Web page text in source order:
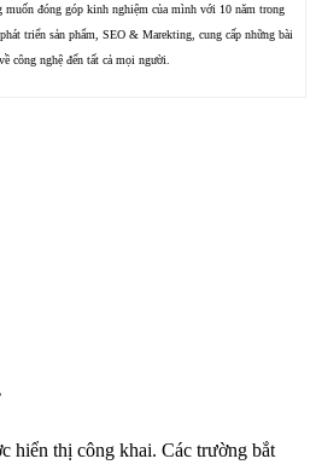
đóng góp kinh nghiệm của mình với 10 năm trong
triển sản phẩm, SEO & Marekting, cung cấp những bài
công nghệ đến tất cả mọi người.
hiển thị công khai. Các trường bắt